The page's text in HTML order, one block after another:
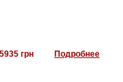
грн Подробнее